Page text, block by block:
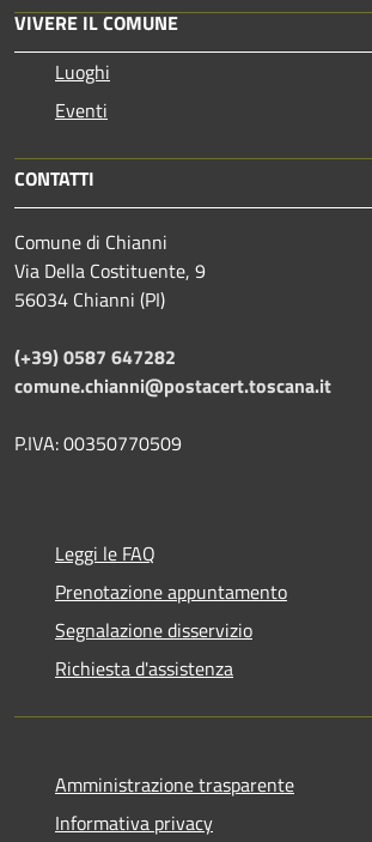
VIVERE IL COMUNE
Luoghi
Eventi
CONTATTI
Comune di Chianni
Via Della Costituente, 9
56034 Chianni (PI)
(+39) 0587 647282
comune.chianni@postacert.toscana.it
P.IVA: 00350770509
Leggi le FAQ
Prenotazione appuntamento
Segnalazione disservizio
Richiesta d'assistenza
Amministrazione trasparente
Informativa privacy